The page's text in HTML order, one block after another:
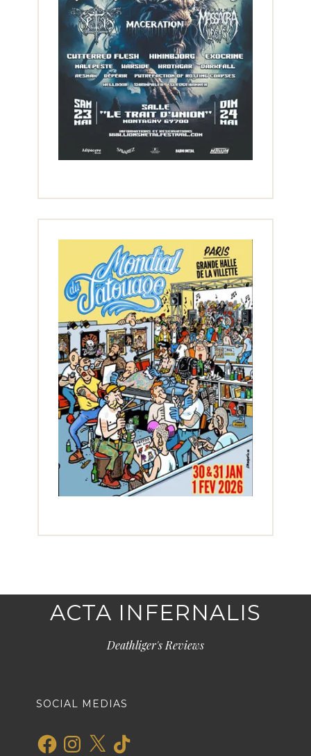
ACTA INFERNALIS
Deathliger's Reviews
SOCIAL MEDIAS
FacebookInstagram
X TikTok